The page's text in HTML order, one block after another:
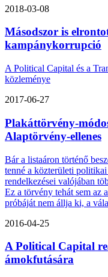
2018-03-08
Másodszor is
kampánykorrupció
A Political Capital és a
közleménye
2017-06-27
Plakáttörvény-
Alaptörvény-ellenes
Bár a listaáron történő
tenné a közterületi
rendelkezései valójában
Ez a törvény tehát sem az
próbáját nem állja ki, a
2016-04-25
A Political Capital
ámokfutására